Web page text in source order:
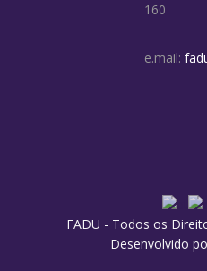
160
e.mail:
FADU - Todos os
Desenvolvido